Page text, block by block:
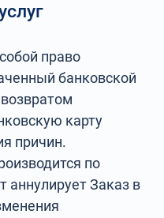
право
банковской
карту
причин.
по
аннулирует Заказ в